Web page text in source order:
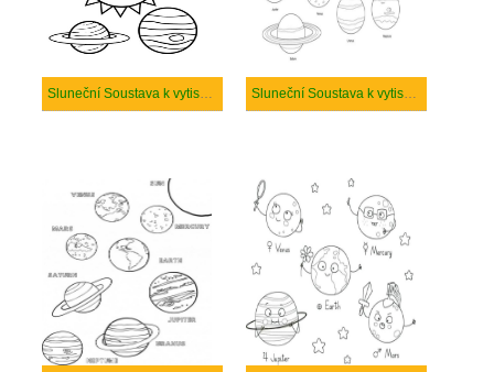
Sluneční Soustava k vytisknutí zdarma Sluneční Soustava k vytisknutí